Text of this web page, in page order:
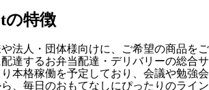
の特徴
法人・団体様向けに、ご希望の商品をご
達するお弁当配達・デリバリーの総合サ
本格稼働を予定しており、会議や勉強会
、毎日のおもてなしにぴったりのライン